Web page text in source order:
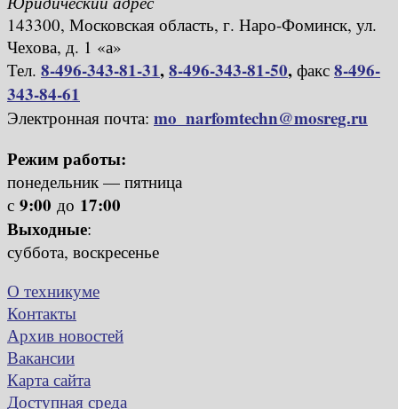
143300, Московская область, г. Наро-Фоминск, ул.
Чехова, д. 1 «а»
Тел. 8-496-343-81-31,8-496-343-81-50, факс 8-496-
343-84-61
Электронная почта: mo_narfomtechn@mosreg.ru
Режим работы:
понедельник — пятница
с 9:00 до 17:00
Выходные:
суббота, воскресенье
О техникуме
Контакты
Архив новостей
Вакансии
Карта сайта
Доступная среда